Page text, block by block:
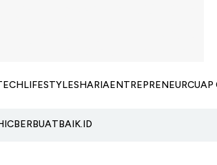
LIFESTYLESHARIAENTREPRENEURCUAP
BERBUATBAIK.ID